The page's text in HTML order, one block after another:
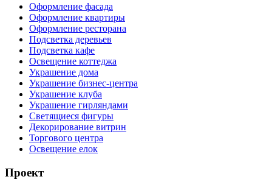
Оформление фасада
Оформление квартиры
Оформление ресторана
Подсветка деревьев
Подсветка кафе
Освещение коттеджа
Украшение дома
Украшение бизнес-центра
Украшение клуба
Украшение гирляндами
Светящиеся фигуры
Декорирование витрин
Торгового центра
Освещение елок
Проект